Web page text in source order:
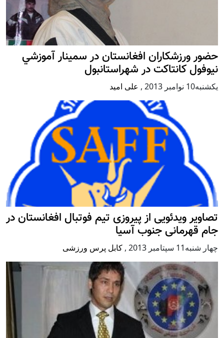
حضور ورزشکاران افغانستان در سمينار آموزشي
نيوفول كانتاكت در شهراستانبول
يكشنبه10 نوامبر 2013 , علی امید
تصاویر ویدئویی از پیروزی تیم فوتبال افغانستان در
جام قهرمانی جنوب آسیا
چهار شنبه11 سپتامبر 2013 , کابل پرس ورزشی